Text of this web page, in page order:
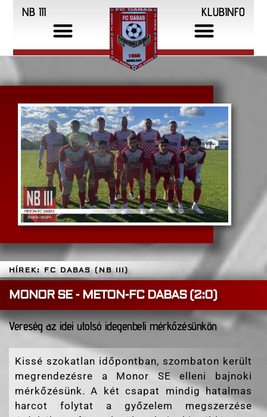
NB III KLUBINFO
HÍREK: FC DABAS (NB III)
MONOR SE - METON-FC DABAS (2:0)
Vereség az idei utolsó idegenbeli mérkőzésünkön
Kissé szokatlan időpontban, szombaton került
megrendezésre a Monor SE elleni bajnoki
mérkőzésünk. A két csapat mindig hatalmas
harcot folytat a győzelem megszerzése